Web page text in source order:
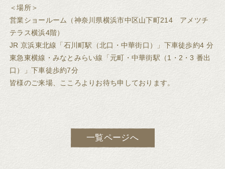
＜場所＞
営業ショールーム（神奈川県横浜市中区山下町214 アメツチ
テラス横浜4階）
JR 京浜東北線「石川町駅（北口・中華街口）」下車徒歩約4 分
東急東横線・みなとみらい線「元町・中華街駅（1・2・3 番出
口）」下車徒歩約7分
皆様のご来場、こころよりお待ち申しております。
一覧ページへ